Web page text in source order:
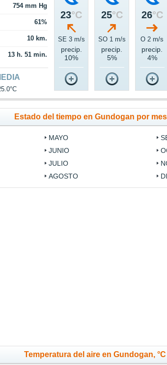
754 mm Hg
61%
10 km.
13 h. 51 min.
23°C
SE 3 m/s
precip.
10%
25°C
SO 1 m/s
precip.
5%
26°C
O 2 m/s
precip.
4%
Estado del tiempo en Gundogan por
MAYO
JUNIO
JULIO
AGOSTO
Temperatura del aire en Gundogan, °C